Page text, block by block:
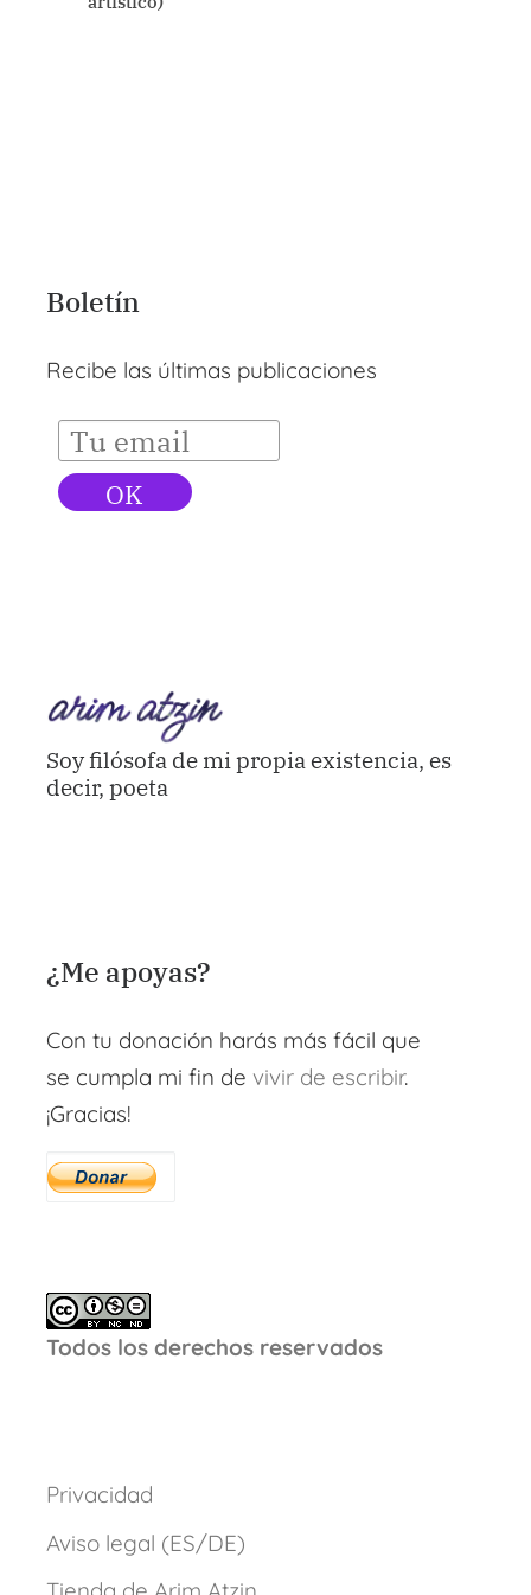
Boletín
Recibe las últimas publicaciones
Soy filósofa de mi propia existencia, es
decir, poeta
¿Me apoyas?
Con tu donación harás más fácil que
se cumpla mi fin de vivir de escribir.
¡Gracias!
Todos los derechos reservados
Privacidad
Aviso legal (ES/DE)